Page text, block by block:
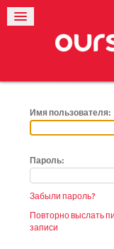
Имя пользователя:
Пароль:
Забыли пароль?
Повторно выслать
записи